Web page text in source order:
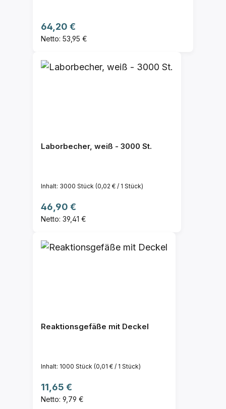
Regulärer Preis:
64,20 €
Netto: 53,95 €
Laborbecher, weiß - 3000 St.
Inhalt: 3000 Stück (0,02 € / 1 Stück)
Regulärer Preis:
46,90 €
Netto: 39,41 €
Reaktionsgefäße mit Deckel
Inhalt: 1000 Stück (0,01 € / 1 Stück)
Regulärer Preis:
11,65 €
Netto: 9,79 €